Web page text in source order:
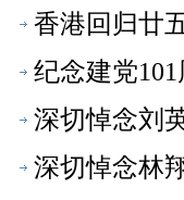
香港回归廿
纪念建党
深切悼念刘
深切悼念林